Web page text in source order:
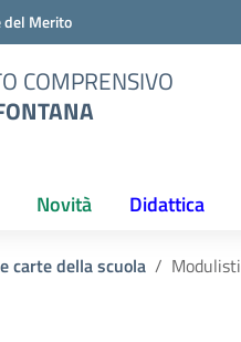
Merito
COMPRENSIVO
Novità Didattica
carte della scuola